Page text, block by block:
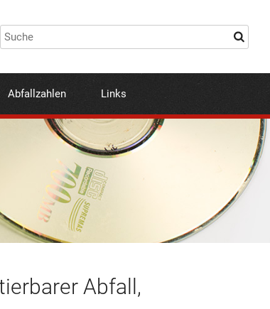
Abfallzahlen Links
Abfall,